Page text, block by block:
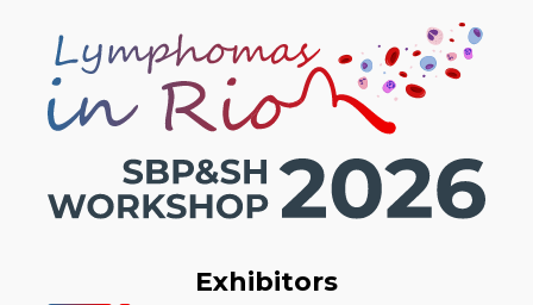
Exhibitors